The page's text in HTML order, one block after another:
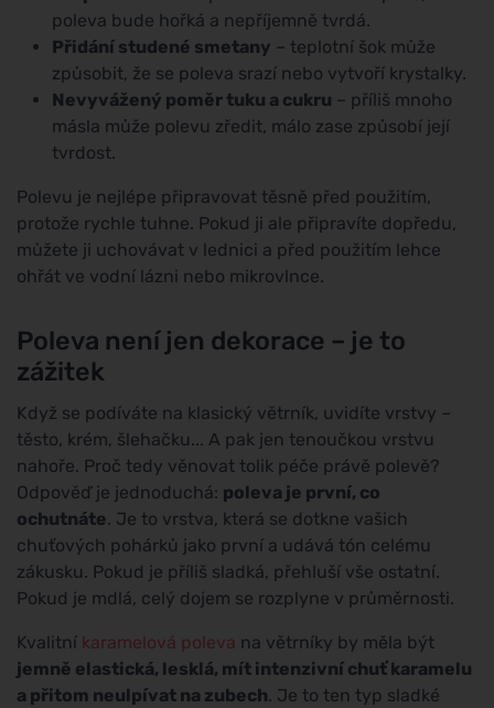
poleva bude hořká a nepříjemně tvrdá.
Přidání studené smetany – teplotní šok může
způsobit, že se poleva srazí nebo vytvoří krystalky.
Nevyvážený poměr tuku a cukru – příliš mnoho
másla může polevu zředit, málo zase způsobí její
tvrdost.
Polevu je nejlépe připravovat těsně před použitím,
protože rychle tuhne. Pokud ji ale připravíte dopředu,
můžete ji uchovávat v lednici a před použitím lehce
ohřát ve vodní lázni nebo mikrovlnce.
Poleva není jen dekorace – je to
zážitek
Když se podíváte na klasický větrník, uvidíte vrstvy –
těsto, krém, šlehačku... A pak jen tenoučkou vrstvu
nahoře. Proč tedy věnovat tolik péče právě polevě?
Odpověď je jednoduchá: poleva je první, co
ochutnáte. Je to vrstva, která se dotkne vašich
chuťových pohárků jako první a udává tón celému
zákusku. Pokud je příliš sladká, přehluší vše ostatní.
Pokud je mdlá, celý dojem se rozplyne v průměrnosti.
Kvalitní karamelová poleva na větrníky by měla být
jemně elastická, lesklá, mít intenzivní chuť karamelu
a přitom neulpívat na zubech. Je to ten typ sladké